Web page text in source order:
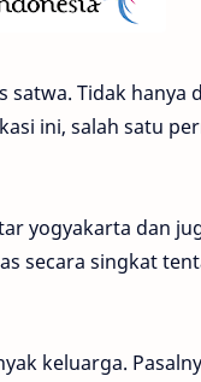
satwa. Tidak hanya
ini, salah satu
yogyakarta dan
secara singkat
keluarga.